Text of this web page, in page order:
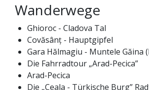
Wanderwege
Ghioroc - Cladova Tal
Covăsânț - Hauptgipfel
Gara Hălmagiu - Muntele Găina
Die Fahrradtour „Arad-Pecica”
Arad-Pecica
Die „Ceala - Türkische Burg”